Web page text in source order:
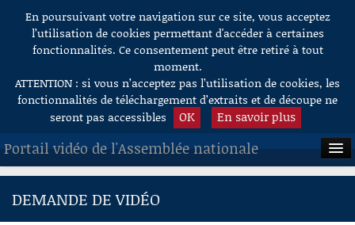
Aller au contenu
En poursuivant votre navigation sur ce site, vous acceptez
l’utilisation de cookies permettant d'accéder à certaines
fonctionnalités. Ce consentement peut être retiré à tout
moment.
ATTENTION : si vous n’acceptez pas l’utilisation de cookies, les
fonctionnalités de téléchargement d’extraits et de découpe ne
seront pas accessibles
OK En savoir plus
Portail vidéo de l'Assemblée nationale
ACCUEIL
DEMANDE DE VIDÉO